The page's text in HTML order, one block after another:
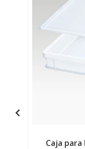
Caja para